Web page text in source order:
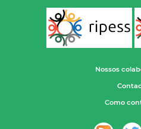
Nossos
Como